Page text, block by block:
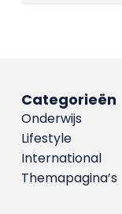
Categorieën
Onderwijs
Lifestyle
International
Themapagina’s